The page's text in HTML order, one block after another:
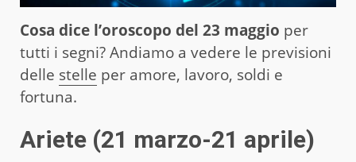
Cosa dice l’oroscopo del 23 maggio per
tutti i segni? Andiamo a vedere le previsioni
delle stelle per amore, lavoro, soldi e
fortuna.
Ariete (21 marzo-21 aprile)